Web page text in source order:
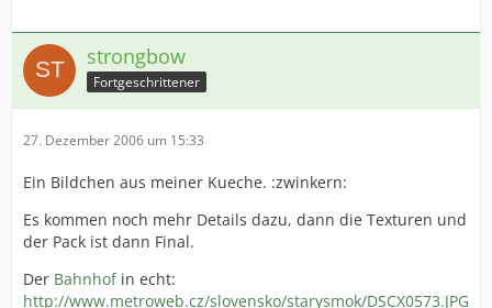
strongbow
Fortgeschrittener
27. Dezember 2006 um 15:33
Ein Bildchen aus meiner Kueche. :zwinkern:
Es kommen noch mehr Details dazu, dann die Texturen und
der Pack ist dann Final.
Der Bahnhofin echt:
http://www.metroweb.cz/slovensko/starysmok/DSCX0573.JPG